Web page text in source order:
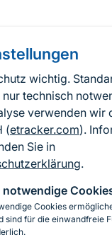
wichtig.
technisch
verwenden wir
(etracker.com).
Sie in
.
Cookies
sind für die einwandfreie
Kontakt
FAQ
zur
Impressum
BfN-Webauftritt